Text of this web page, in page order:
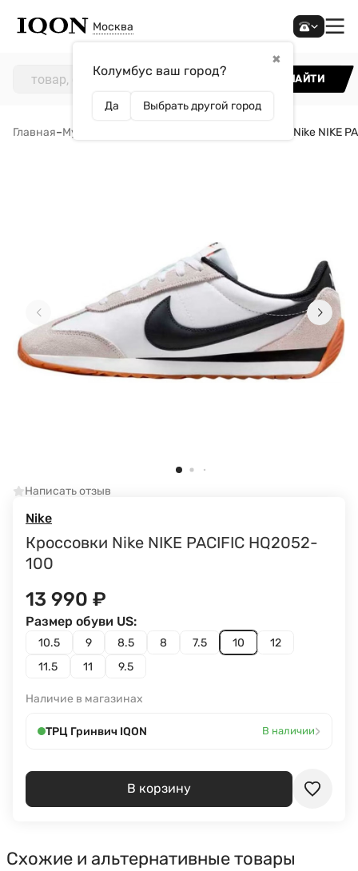
Москва
✖
Колумбус ваш город?
Да Выбрать другой город
НАЙТИ
Главная–Мужчинам Кроссовки Nike NIKE
Написать отзыв
Nike
Кроссовки Nike NIKE PACIFIC HQ2052-
100
13 990 ₽
10.5 9 8.5 8 7.5 10
12
11.5
11 9.5
Размер обуви US:
Наличие в магазинах
ТРЦ Гринвич IQON В наличии›
В корзину
Схожие и альтернативные товары